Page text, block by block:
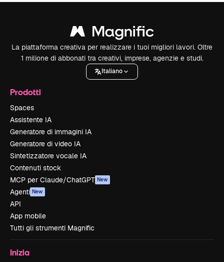
La piattaforma creativa per realizzare i tuoi migliori lavori. Oltre
1 milione di abbonati tra creativi, imprese, agenzie e studi.
Italiano
Prodotti
Spaces
Assistente IA
Generatore di immagini IA
Generatore di video IA
Sintetizzatore vocale IA
Contenuti stock
MCP per Claude/ChatGPT New
Agenti New
API
App mobile
Tutti gli strumenti Magnific
Inizia